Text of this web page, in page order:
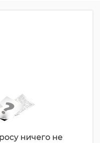
ничего не